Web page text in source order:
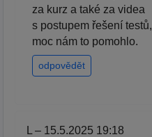
za kurz a také za videa
s postupem řešení testů,
moc nám to pomohlo.
odpovědět
L – 15.5.2025 19:18